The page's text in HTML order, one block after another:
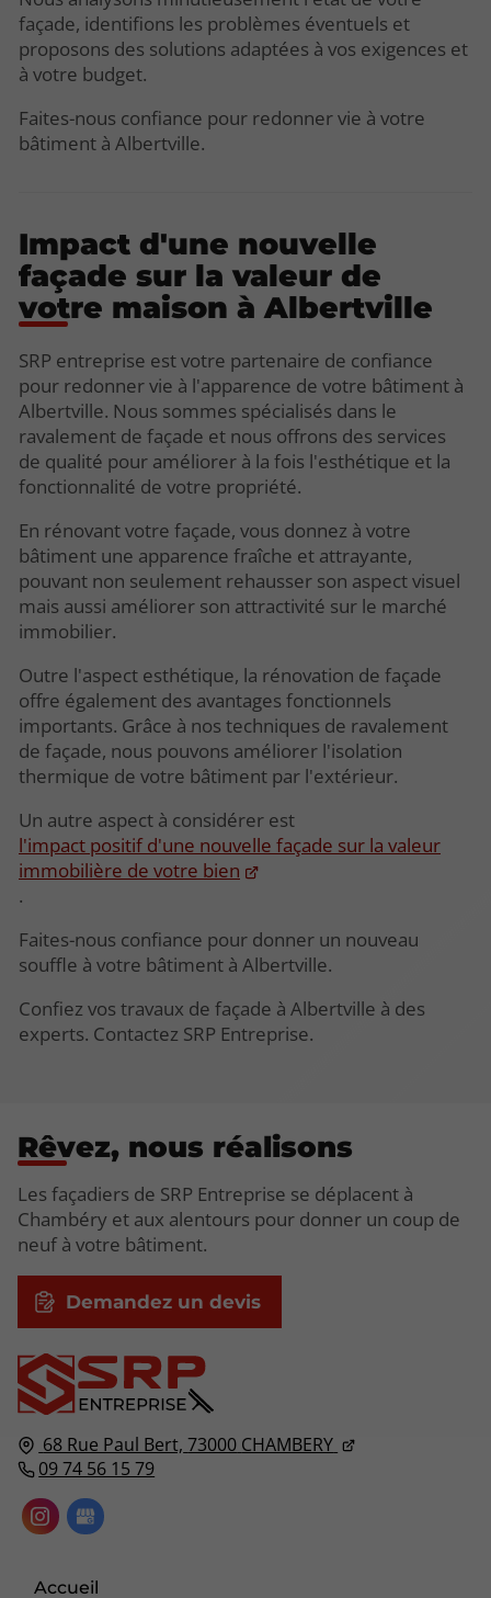
façade, identifions les problèmes éventuels et
proposons des solutions adaptées à vos exigences et
à votre budget.
Faites-nous confiance pour redonner vie à votre
bâtiment à Albertville.
Impact d'une nouvelle
façade sur la valeur de
votre maison à Albertville
SRP entreprise est votre partenaire de confiance
pour redonner vie à l'apparence de votre bâtiment à
Albertville. Nous sommes spécialisés dans le
ravalement de façade et nous offrons des services
de qualité pour améliorer à la fois l'esthétique et la
fonctionnalité de votre propriété.
En rénovant votre façade, vous donnez à votre
bâtiment une apparence fraîche et attrayante,
pouvant non seulement rehausser son aspect visuel
mais aussi améliorer son attractivité sur le marché
immobilier.
Outre l'aspect esthétique, la rénovation de façade
offre également des avantages fonctionnels
importants. Grâce à nos techniques de ravalement
de façade, nous pouvons améliorer l'isolation
thermique de votre bâtiment par l'extérieur.
Un autre aspect à considérer est
l'impact positif d'une nouvelle façade sur la valeur
immobilière de votre bien
.
Faites-nous confiance pour donner un nouveau
souffle à votre bâtiment à Albertville.
Confiez vos travaux de façade à Albertville à des
experts. Contactez SRP Entreprise.
68 Rue Paul Bert, 73000 CHAMBERY
09 74 56 15 79
Accueil
Rêvez, nous réalisons
Les façadiers de SRP Entreprise se déplacent à
Chambéry et aux alentours pour donner un coup de
neuf à votre bâtiment.
Demandez un devis